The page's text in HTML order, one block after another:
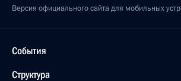
Версия официального сайта для мобильных
События
Структура